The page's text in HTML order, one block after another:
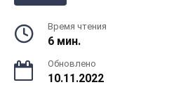
Время чтения
6 мин.
Обновлено
10.11.2022